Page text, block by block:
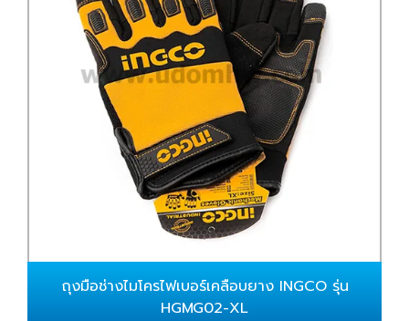
ถุงมือช่างไมโครไฟเบอร์เคลือบยาง INGCO รุ่น
HGMG02-XL